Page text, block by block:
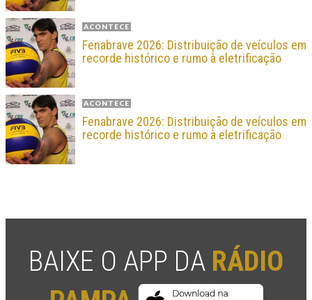
ACONTECE
Fenabrave 2026: Distribuição de veículos em
recorde histórico e rumo à eletrificação
ACONTECE
Fenabrave 2026: Distribuição de veículos em
recorde histórico e rumo à eletrificação
BAIXE O APP DA RÁDIO